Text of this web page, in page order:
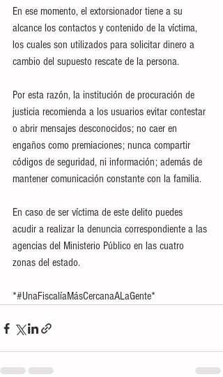
En ese momento, el extorsionador tiene a su
alcance los contactos y contenido de la víctima,
los cuales son utilizados para solicitar dinero a
cambio del supuesto rescate de la persona.
Por esta razón, la institución de procuración de
justicia recomienda a los usuarios evitar contestar
o abrir mensajes desconocidos; no caer en
engaños como premiaciones; nunca compartir
códigos de seguridad, ni información; además de
mantener comunicación constante con la familia.
En caso de ser víctima de este delito puedes
acudir a realizar la denuncia correspondiente a las
agencias del Ministerio Público en las cuatro
zonas del estado.
*#UnaFiscalíaMásCercanaALaGente*